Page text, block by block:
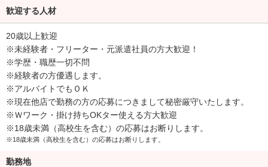
歓迎する人材
20歳以上歓迎
※未経験者・フリーター・元派遣社員の方大歓迎！
※学歴・職歴一切不問
※経験者の方優遇します。
※アルバイトでもＯＫ
※現在他店で勤務の方の応募につきまして秘密厳守いたします。
※Ｗワーク・掛け持ちOKター使える方大歓迎
※18歳未満（高校生を含む）の応募はお断りします。
※18歳未満（高校生を含む）の応募はお断りします。
勤務地